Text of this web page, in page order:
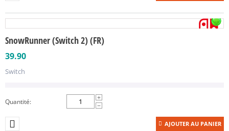
SnowRunner (Switch 2) (FR)
39.90
Switch
Quantité:
+
−
AJOUTER AU PANIER